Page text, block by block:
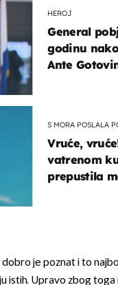
HEROJ
General
godinu
Ante
S MORA POSLALA
Vruće,
vatrenom
prepustila
je poznat i to
istih. Upravo zbog